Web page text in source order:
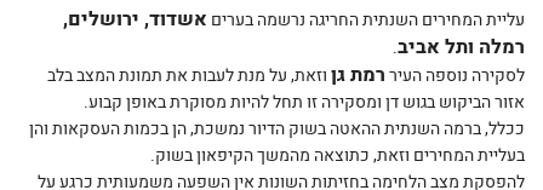
עליית המחירים השנתית החריגה נרשמה בערים אשדוד, ירושלים,
רמלה ותל אביב.
לסקירה נוספה העיררמת גןוזאת, על מנת לעבות את תמונת המצב בלב
אזור הביקוש בגוש דן ומסקירה זו תחל להיות מסוקרת באופן קבוע.
ככלל, ברמה השנתית ההאטה בשוק הדיור נמשכת, הן בכמות העסקאות והן
בעליית המחירים וזאת, כתוצאה מהמשך הקיפאון בשוק.
להפסקת מצב הלחימה בחזיתות השונות אין השפעה משמעותית כרגע על